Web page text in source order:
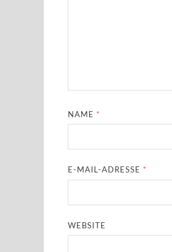
NAME *
E-MAIL-ADRESSE *
WEBSITE